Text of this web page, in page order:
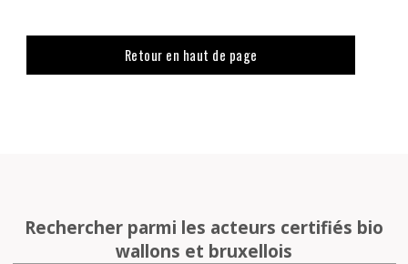
Retour en haut de page
Rechercher parmi les acteurs certifiés bio
wallons et bruxellois